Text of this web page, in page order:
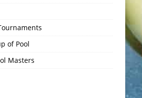
of Pool
Masters